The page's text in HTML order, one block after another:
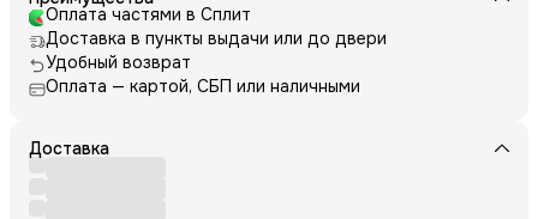
Оплата частями в Сплит
Доставка в пункты выдачи или до двери
Удобный возврат
Оплата — картой, СБП или наличными
Доставка